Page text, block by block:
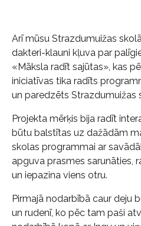
Arī mūsu Strazdumuižas
dakteri-klauni kļuva par
«Māksla radīt sajūtas», kas
iniciatīvas tika radīts
un paredzēts Strazdumuižas
Projekta mērķis bija radīt
būtu balstītas uz dažādām
skolas programmai ar
apguva prasmes sarunāties,
un iepazina viens otru.
Pirmajā nodarbībā caur deju
un rudenī, ko pēc tam paši